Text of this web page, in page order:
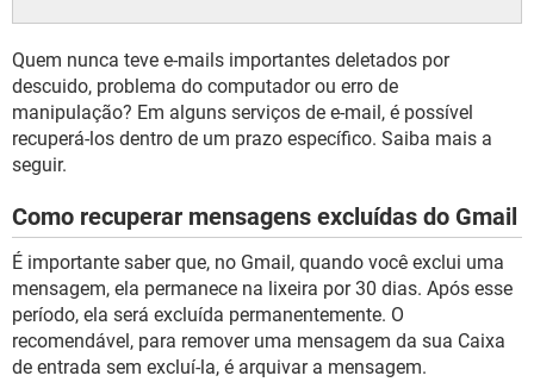
Quem nunca teve e-mails importantes deletados por
descuido, problema do computador ou erro de
manipulação? Em alguns serviços de e-mail, é possível
recuperá-los dentro de um prazo específico. Saiba mais a
seguir.
Como recuperar mensagens excluídas do Gmail
É importante saber que, no Gmail, quando você exclui uma
mensagem, ela permanece na lixeira por 30 dias. Após esse
período, ela será excluída permanentemente. O
recomendável, para remover uma mensagem da sua Caixa
de entrada sem excluí-la, é arquivar a mensagem.